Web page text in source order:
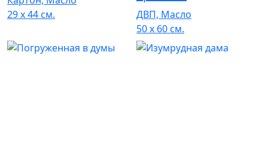
29 x 44 см.
ДВП, Масло
50 x 60 см.